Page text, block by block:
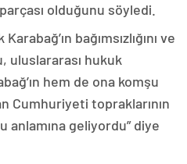
olduğunu söyledi.
Karabağ’ın bağımsızlığını ve
uluslararası hukuk
hem de ona komşu
Cumhuriyeti topraklarının
anlamına geliyordu” diye